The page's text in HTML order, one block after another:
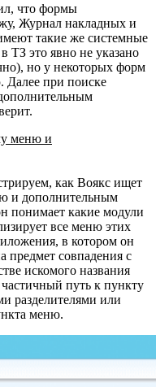
что формы
Журнал накладных и
такие же системные
ТЗ это явно не указано
но у некоторых форм
Далее при поиске
меню и
как Воякс ищет
и дополнительным
понимает какие модули
все меню этих
в котором он
предмет совпадения с
искомого названия
путь к пункту
разделителями или
меню.